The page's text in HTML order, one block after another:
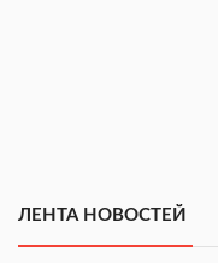
ЛЕНТА НОВОСТЕЙ